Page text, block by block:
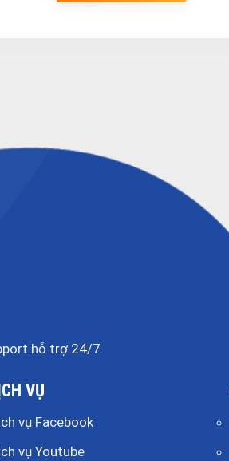
hỗ trợ 24/7
VỤ
vụ Facebook
vụ Youtube